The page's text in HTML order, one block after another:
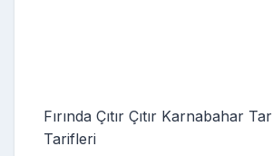
Fırında Çıtır Çıtır Karnabahar
Tarifleri